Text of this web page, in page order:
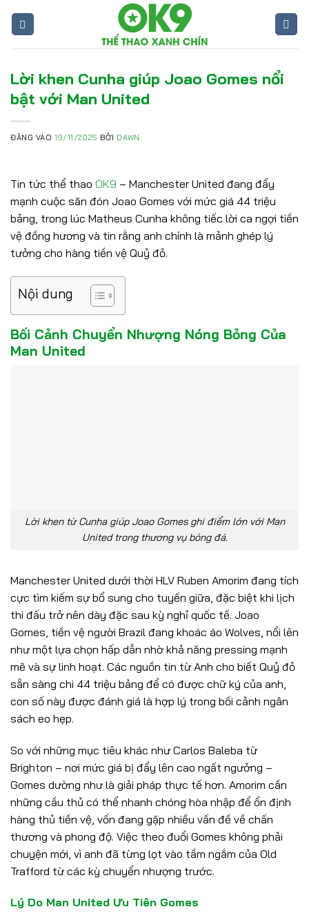
Lời khen Cunha giúp Joao Gomes nổi
bật với Man United
ĐĂNG VÀO19/11/2025 BỞI DAWN
Tin tức thể thao OK9 – Manchester United đang đẩy
mạnh cuộc săn đón Joao Gomes với mức giá 44 triệu
bảng, trong lúc Matheus Cunha không tiếc lời ca ngợi tiền
vệ đồng hương và tin rằng anh chính là mảnh ghép lý
tưởng cho hàng tiền vệ Quỷ đỏ.
Nội dung
Bối Cảnh Chuyển Nhượng Nóng Bỏng Của
Man United
Lời khen từ Cunha giúp Joao Gomes ghi điểm lớn với Man
United trong thương vụ bóng đá.
Manchester United dưới thời HLV Ruben Amorim đang tích
cực tìm kiếm sự bổ sung cho tuyến giữa, đặc biệt khi lịch
thi đấu trở nên dày đặc sau kỳ nghỉ quốc tế. Joao
Gomes, tiền vệ người Brazil đang khoác áo Wolves, nổi lên
như một lựa chọn hấp dẫn nhờ khả năng pressing mạnh
mẽ và sự linh hoạt. Các nguồn tin từ Anh cho biết Quỷ đỏ
sẵn sàng chi 44 triệu bảng để có được chữ ký của anh,
con số này được đánh giá là hợp lý trong bối cảnh ngân
sách eo hẹp.
So với những mục tiêu khác như Carlos Baleba từ
Brighton – nơi mức giá bị đẩy lên cao ngất ngưởng –
Gomes dường như là giải pháp thực tế hơn. Amorim cần
những cầu thủ có thể nhanh chóng hòa nhập để ổn định
hàng thủ tiền vệ, vốn đang gặp nhiều vấn đề về chấn
thương và phong độ. Việc theo đuổi Gomes không phải
chuyện mới, vì anh đã từng lọt vào tầm ngắm của Old
Trafford từ các kỳ chuyển nhượng trước.
Lý Do Man United Ưu Tiên Gomes